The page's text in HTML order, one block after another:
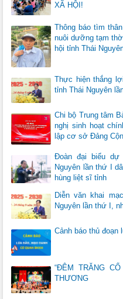
XÃ HỘI!
Thông báo tìm
nuôi dưỡng tạm
hội tỉnh Thái
Thực hiện thắng
tỉnh Thái Nguyên
Chi bộ Trung tâm
nghị sinh hoạt
lập cơ sở Đảng
Đoàn đại biểu
Nguyên lần thứ I
hùng liệt sĩ tỉnh
Diễn văn khai
Nguyên lần thứ I,
Cảnh báo thủ đoạn
“ĐÊM TRĂNG
THƯƠNG